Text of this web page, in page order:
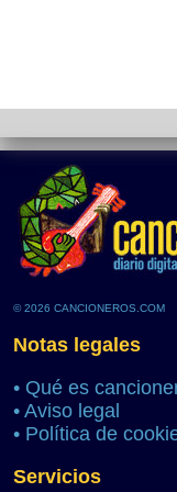
© 2026 CANCIONEROS.COM
Notas legales
• Qué es
• Aviso legal
• Política de
Servicios